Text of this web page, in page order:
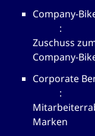
Company-
:
Zuschuss
Company-
Corporate
:
Marken